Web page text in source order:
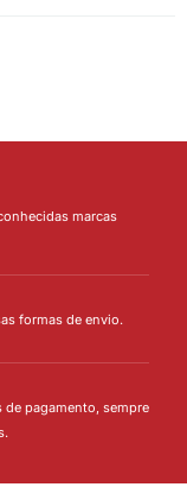
marcas
formas de envio.
pagamento, sempre